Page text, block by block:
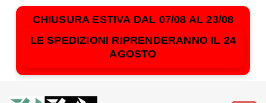
CHIUSURA ESTIVA DAL 07/08 AL 23/08
LE SPEDIZIONI RIPRENDERANNO IL 24
AGOSTO